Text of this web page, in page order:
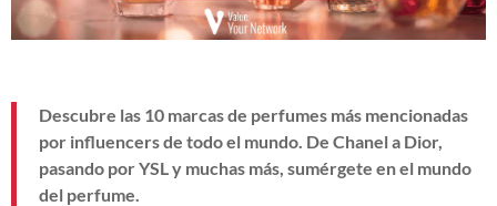
Descubre las 10 marcas de perfumes más mencionadas
por influencers de todo el mundo. De Chanel a Dior,
pasando por YSL y muchas más, sumérgete en el mundo
del perfume.